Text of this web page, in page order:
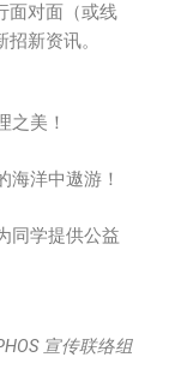
面对面（或线
新资讯。
美！
洋中遨游！
学提供公益
宣传联络组